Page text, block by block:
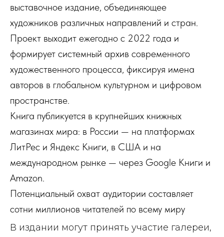
выставочное издание, объединяющее
художников различных направлений и стран.
Проект выходит ежегодно с 2022 года и
формирует системный архив современного
художественного процесса, фиксируя имена
авторов в глобальном культурном и цифровом
пространстве.
Книга публикуется в крупнейших книжных
магазинах мира: в России — на платформах
ЛитРес и Яндекс Книги, в США и на
международном рынке — через Google Книги и
Amazon.
Потенциальный охват аудитории составляет
сотни миллионов читателей по всему миру
В издании могут принять участие галереи,